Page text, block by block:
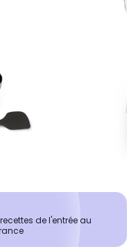
de l'entrée au